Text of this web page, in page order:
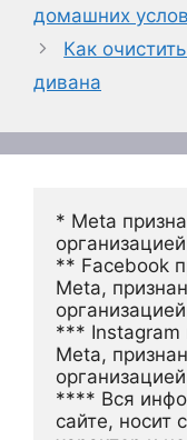
домашних
Как
дивана
* Meta
** Facebook
Meta,
*** Instagram
Meta,
**** Вся
сайте, носит